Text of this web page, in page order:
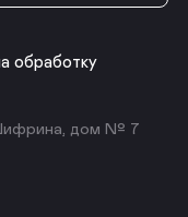
обработку
дом № 7